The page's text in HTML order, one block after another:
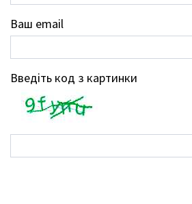
Ваш email
Введіть код з картинки